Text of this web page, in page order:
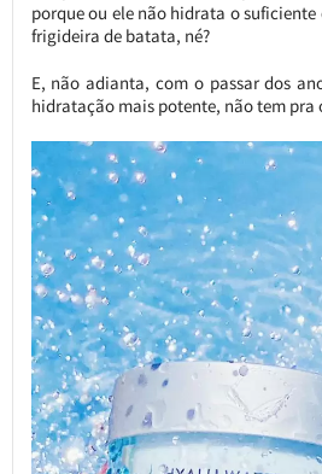
porque ou ele não hidrata o
frigideira de batata, né?
E, não adianta, com o passar dos
hidratação mais potente, não tem pra